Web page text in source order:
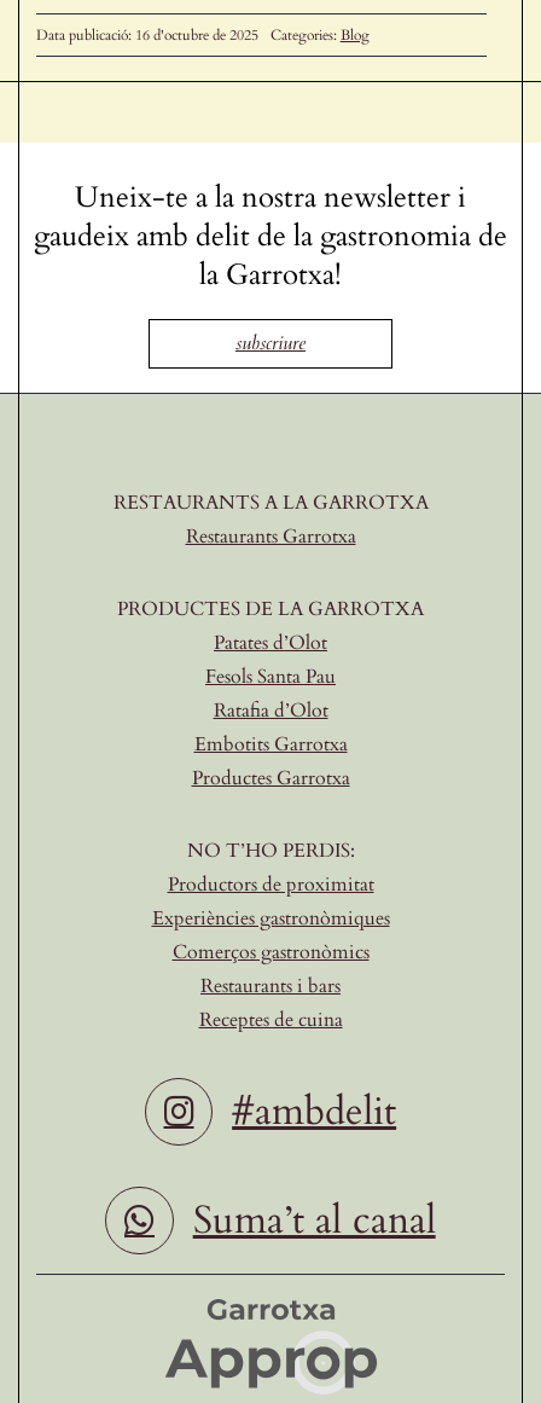
Data publicació: 16 d'octubre de 2025 Categories:Blog
Uneix-te a la nostra newsletter i
gaudeix amb delit de la gastronomia de
la Garrotxa!
subscriure
RESTAURANTS A LA GARROTXA
Restaurants Garrotxa
PRODUCTES DE LA GARROTXA
Patates d’Olot
Fesols Santa Pau
Ratafia d’Olot
Embotits Garrotxa
Productes Garrotxa
NO T’HO PERDIS:
Productors de proximitat
Experiències gastronòmiques
Comerços gastronòmics
Restaurants i bars
Receptes de cuina
#ambdelit
Suma’t al canal